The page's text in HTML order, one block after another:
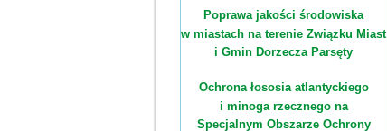
Poprawa jakości środowiska
w miastach na terenie Związku Miast
i Gmin Dorzecza Parsęty
Ochrona łososia atlantyckiego
i minoga rzecznego na
Specjalnym Obszarze Ochrony